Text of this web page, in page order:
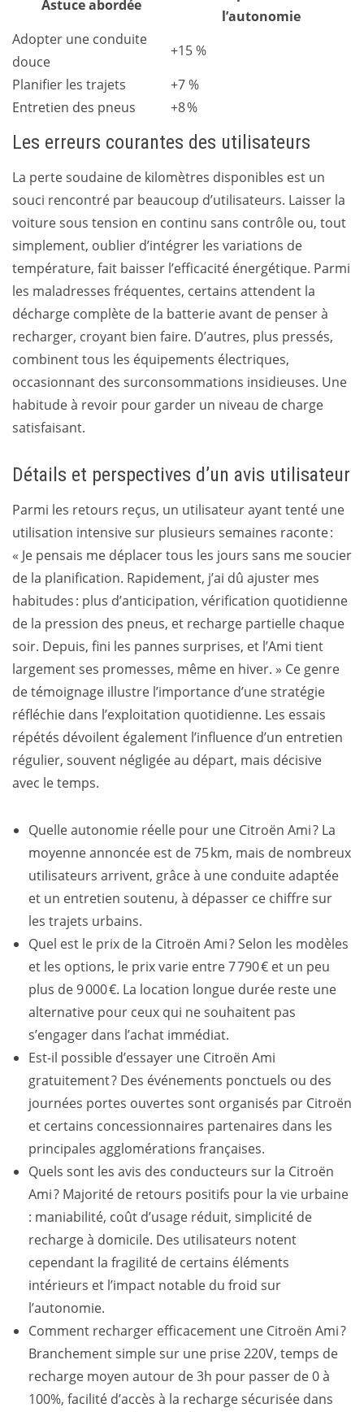
Astuce abordée
l’autonomie
Adopter une conduite
douce
+15 %
Planifier les trajets
+7 %
Entretien des pneus
+8 %
Les erreurs courantes des utilisateurs
La perte soudaine de kilomètres disponibles est un
souci rencontré par beaucoup d’utilisateurs. Laisser la
voiture sous tension en continu sans contrôle ou, tout
simplement, oublier d’intégrer les variations de
température, fait baisser l’efficacité énergétique. Parmi
les maladresses fréquentes, certains attendent la
décharge complète de la batterie avant de penser à
recharger, croyant bien faire. D’autres, plus pressés,
combinent tous les équipements électriques,
occasionnant des surconsommations insidieuses. Une
habitude à revoir pour garder un niveau de charge
satisfaisant.
Détails et perspectives d’un avis utilisateur
Parmi les retours reçus, un utilisateur ayant tenté une
utilisation intensive sur plusieurs semaines raconte :
« Je pensais me déplacer tous les jours sans me soucier
de la planification. Rapidement, j’ai dû ajuster mes
habitudes : plus d’anticipation, vérification quotidienne
de la pression des pneus, et recharge partielle chaque
soir. Depuis, fini les pannes surprises, et l’Ami tient
largement ses promesses, même en hiver. » Ce genre
de témoignage illustre l’importance d’une stratégie
réfléchie dans l’exploitation quotidienne. Les essais
répétés dévoilent également l’influence d’un entretien
régulier, souvent négligée au départ, mais décisive
avec le temps.
Quelle autonomie réelle pour une Citroën Ami ? La
moyenne annoncée est de 75 km, mais de nombreux
utilisateurs arrivent, grâce à une conduite adaptée
et un entretien soutenu, à dépasser ce chiffre sur
les trajets urbains.
Quel est le prix de la Citroën Ami ? Selon les modèles
et les options, le prix varie entre 7 790 € et un peu
plus de 9 000 €. La location longue durée reste une
alternative pour ceux qui ne souhaitent pas
s’engager dans l’achat immédiat.
Est-il possible d’essayer une Citroën Ami
gratuitement ? Des événements ponctuels ou des
journées portes ouvertes sont organisés par Citroën
et certains concessionnaires partenaires dans les
principales agglomérations françaises.
Quels sont les avis des conducteurs sur la Citroën
Ami ? Majorité de retours positifs pour la vie urbaine
: maniabilité, coût d’usage réduit, simplicité de
recharge à domicile. Des utilisateurs notent
cependant la fragilité de certains éléments
intérieurs et l’impact notable du froid sur
l’autonomie.
Comment recharger efficacement une Citroën Ami ?
Branchement simple sur une prise 220V, temps de
recharge moyen autour de 3h pour passer de 0 à
100%, facilité d’accès à la recharge sécurisée dans